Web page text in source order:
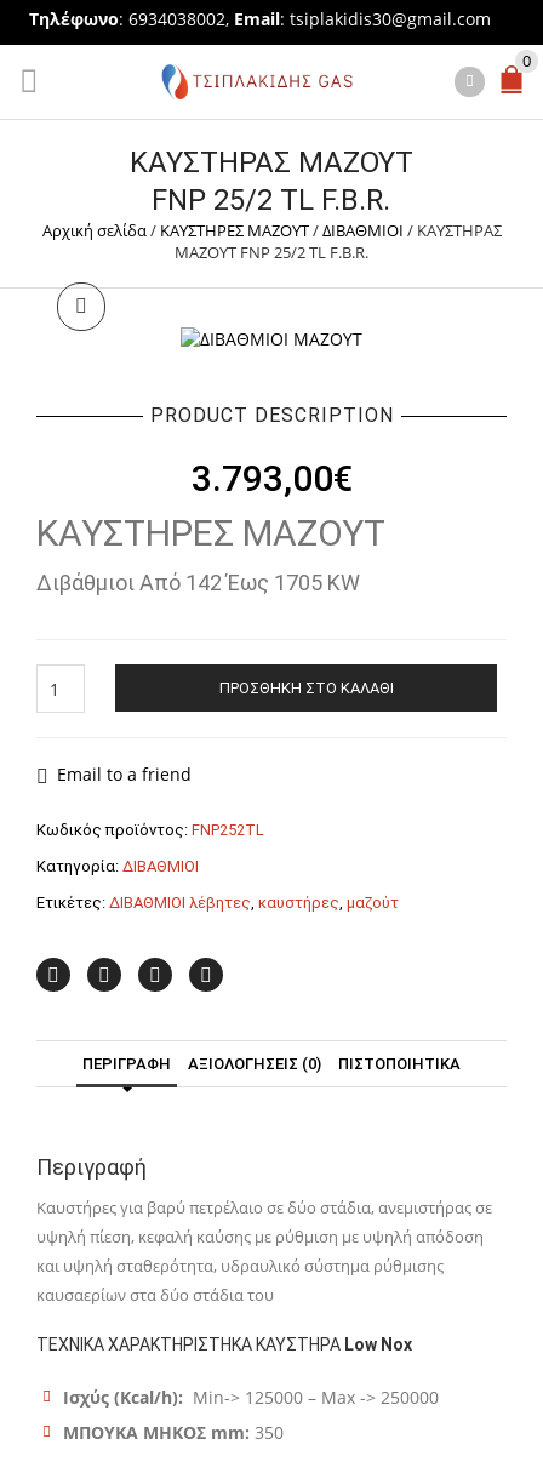
Τηλέφωνο: 6934038002, Email: tsiplakidis30@gmail.com
0
ΚΑΥΣΤΗΡΑΣ ΜΑΖΟΥΤ
FNP 25/2 TL F.B.R.
Αρχική σελίδα/ ΚΑΥΣΤΗΡΕΣ ΜΑΖΟΥΤ/ΔΙΒΑΘΜΙΟΙ / ΚΑΥΣΤΗΡΑΣ
ΜΑΖΟΥΤ FNP 25/2 TL F.B.R.
PRODUCT DESCRIPTION
3.793,00€
ΚΑΥΣΤΗΡΕΣ ΜΑΖΟΥΤ
Διβάθμιοι Από 142 Έως 1705 KW
ΜΑΖΟΥΤ
TL
ποσότητα
ΠΡΟΣΘΉΚΗ ΣΤΟ ΚΑΛΆΘΙ
Email to a friend
Κωδικός προϊόντος: FNP252TL
Κατηγορία: ΔΙΒΑΘΜΙΟΙ
Ετικέτες: ΔΙΒΑΘΜΙΟΙ λέβητες, καυστήρες, μαζούτ
ΠΕΡΙΓΡΑΦΉ ΑΞΙΟΛΟΓΉΣΕΙΣ (0) ΠΙΣΤΟΠΟΙΗΤΙΚΑ
Περιγραφή
Καυστήρες για βαρύ πετρέλαιο σε δύο στάδια, ανεμιστήρας σε
υψηλή πίεση, κεφαλή καύσης με ρύθμιση με υψηλή απόδοση
και υψηλή σταθερότητα, υδραυλικό σύστημα ρύθμισης
καυσαερίων στα δύο στάδια του
ΤΕΧΝΙΚΑ ΧΑΡΑΚΤΗΡΙΣΤΗΚΑ ΚΑΥΣΤΗΡΑ Low Nox
Ισχύς (Kcal/h): Min-> 125000 – Max -> 250000
ΜΠΟΥΚΑ ΜΗΚΟΣ mm: 350